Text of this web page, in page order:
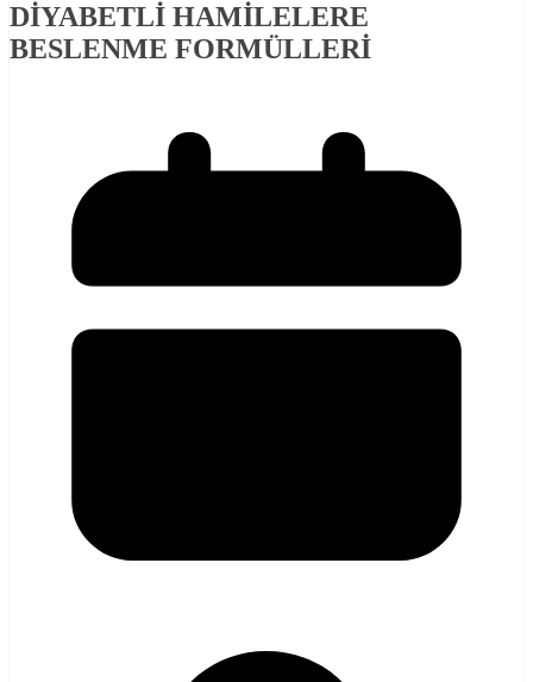
DİYABETLİ HAMİLELERE
BESLENME FORMÜLLERİ